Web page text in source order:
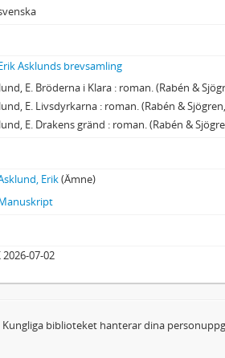
Asklunds brevsamling
E. Bröderna i Klara : roman. (Rabén &
E. Livsdyrkarna : roman. (Rabén &
E. Drakens gränd : roman. (Rabén &
Erik(Ämne)
2026-07-02
Kungliga biblioteket hanterar dina